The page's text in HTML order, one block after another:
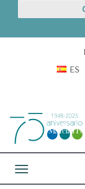
ES
Toggle